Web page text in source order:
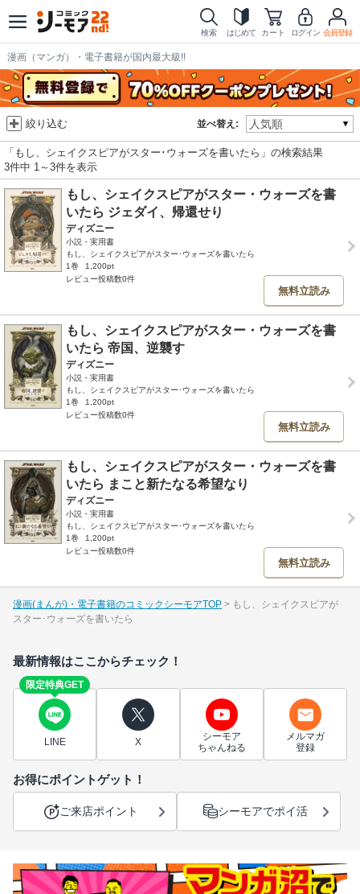
検索 はじめて カート ログイン 会員登録
漫画（マンガ）・電子書籍が国内最大級!!
並べ替え:
絞り込む
「もし、シェイクスピアがスター･ウォーズを書いたら」の検索結果
3件中 1～3件を表示
もし、シェイクスピアがスター・ウォーズを書
いたら ジェダイ、帰還せり
ディズニー
小説・実用書
もし、シェイクスピアがスター･ウォーズを書いたら
1巻
1,200pt
レビュー投稿数0件
無料立読み
もし、シェイクスピアがスター・ウォーズを書
いたら 帝国、逆襲す
ディズニー
小説・実用書
もし、シェイクスピアがスター･ウォーズを書いたら
1巻
1,200pt
レビュー投稿数0件
無料立読み
もし、シェイクスピアがスター・ウォーズを書
いたら まこと新たなる希望なり
ディズニー
小説・実用書
もし、シェイクスピアがスター･ウォーズを書いたら
1巻
1,200pt
レビュー投稿数0件
無料立読み
漫画(まんが)・電子書籍のコミックシーモアTOP
もし、シェイクスピアが
スター･ウォーズを書いたら
最新情報はここからチェック！
限定特典GET
LINE X
シーモア
ちゃんねる
メルマガ
登録
お得にポイントゲット！
ご来店ポイント シーモアでポイ活